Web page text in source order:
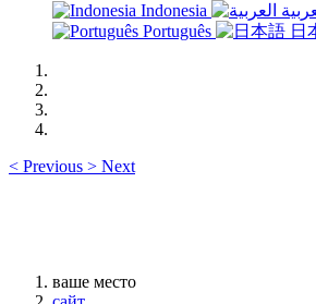
Indonesia
Português
日
< Previous > Next
ваше место